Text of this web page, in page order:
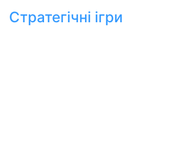
Стратегічні ігри